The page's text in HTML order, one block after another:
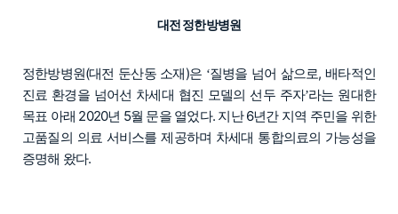
대전 정한방병원
정한방병원(대전 둔산동 소재)은 ‘질병을 넘어 삶으로, 배타적인
진료 환경을 넘어선 차세대 협진 모델의 선두 주자’라는 원대한
목표 아래 2020년 5월 문을 열었다. 지난 6년간 지역 주민을 위한
고품질의 의료 서비스를 제공하며 차세대 통합의료의 가능성을
증명해 왔다.